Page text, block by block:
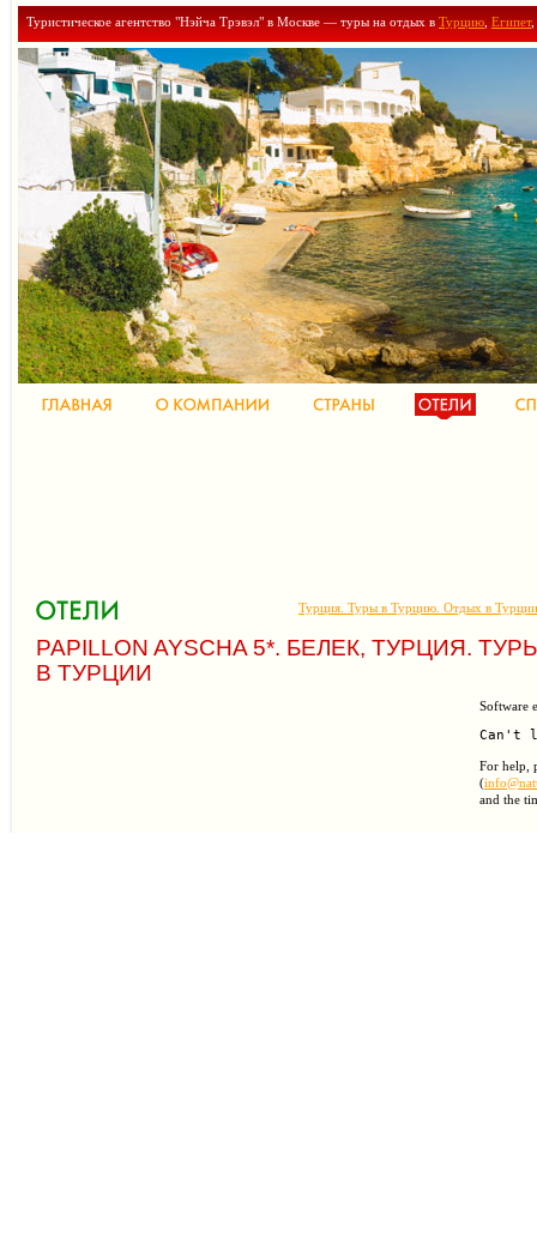
Туристическое агентство "Нэйча Трэвэл" в Москве — туры на отдых в Турцию Египет,
Турция. Туры в Турцию. Отдых в Турции
PAPILLON AYSCHA 5*. БЕЛЕК, ТУРЦИЯ.
В ТУРЦИИ
Software
For help,
(
and the